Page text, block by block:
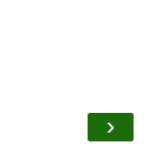
›